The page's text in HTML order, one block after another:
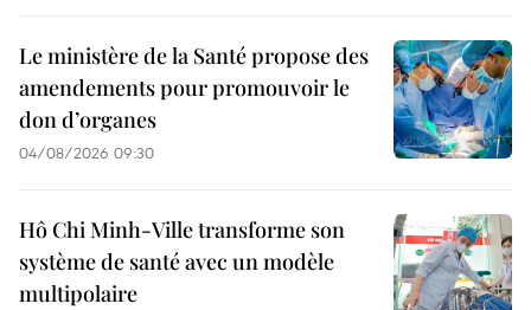
Le ministère de la Santé propose des
amendements pour promouvoir le
don d’organes
04/08/2026 09:30
Hô Chi Minh-Ville transforme son
système de santé avec un modèle
multipolaire